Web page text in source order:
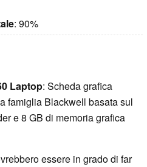
: 90%
Laptop: Scheda grafica
famiglia Blackwell basata sul
e 8 GB di memoria grafica
essere in grado di far